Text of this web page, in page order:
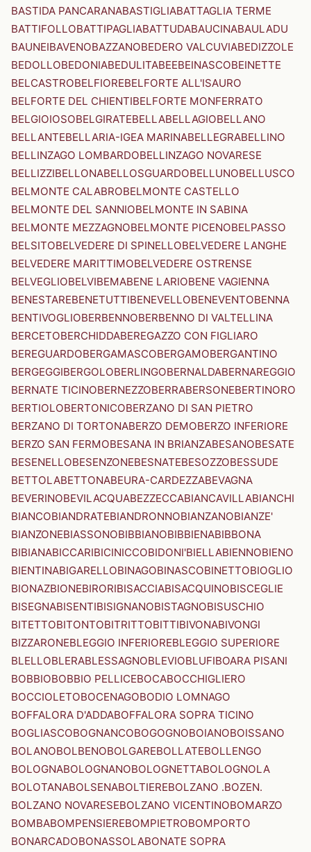
BASTIDA PANCARANABASTIGLIABATTAGLIA TERME
BATTIFOLLOBATTIPAGLIABATTUDABAUCINABAULADU
BAUNEIBAVENOBAZZANOBEDERO VALCUVIABEDIZZOLE
BEDOLLOBEDONIABEDULITABEEBEINASCOBEINETTE
BELCASTROBELFIOREBELFORTE ALL'ISAURO
BELFORTE DEL CHIENTIBELFORTE MONFERRATO
BELGIOIOSOBELGIRATEBELLABELLAGIOBELLANO
BELLANTEBELLARIA-IGEA MARINABELLEGRABELLINO
BELLINZAGO LOMBARDOBELLINZAGO NOVARESE
BELLIZZIBELLONABELLOSGUARDOBELLUNOBELLUSCO
BELMONTE CALABROBELMONTE CASTELLO
BELMONTE DEL SANNIOBELMONTE IN SABINA
BELMONTE MEZZAGNOBELMONTE PICENOBELPASSO
BELSITOBELVEDERE DI SPINELLOBELVEDERE LANGHE
BELVEDERE MARITTIMOBELVEDERE OSTRENSE
BELVEGLIOBELVIBEMABENE LARIOBENE VAGIENNA
BENESTAREBENETUTTIBENEVELLOBENEVENTOBENNA
BENTIVOGLIOBERBENNOBERBENNO DI VALTELLINA
BERCETOBERCHIDDABEREGAZZO CON FIGLIARO
BEREGUARDOBERGAMASCOBERGAMOBERGANTINO
BERGEGGIBERGOLOBERLINGOBERNALDABERNAREGGIO
BERNATE TICINOBERNEZZOBERRABERSONEBERTINORO
BERTIOLOBERTONICOBERZANO DI SAN PIETRO
BERZANO DI TORTONABERZO DEMOBERZO INFERIORE
BERZO SAN FERMOBESANA IN BRIANZABESANOBESATE
BESENELLOBESENZONEBESNATEBESOZZOBESSUDE
BETTOLABETTONABEURA-CARDEZZABEVAGNA
BEVERINOBEVILACQUABEZZECCABIANCAVILLABIANCHI
BIANCOBIANDRATEBIANDRONNOBIANZANOBIANZE'
BIANZONEBIASSONOBIBBIANOBIBBIENABIBBONA
BIBIANABICCARIBICINICCOBIDONI'BIELLABIENNOBIENO
BIENTINABIGARELLOBINAGOBINASCOBINETTOBIOGLIO
BIONAZBIONEBIRORIBISACCIABISACQUINOBISCEGLIE
BISEGNABISENTIBISIGNANOBISTAGNOBISUSCHIO
BITETTOBITONTOBITRITTOBITTIBIVONABIVONGI
BIZZARONEBLEGGIO INFERIOREBLEGGIO SUPERIORE
BLELLOBLERABLESSAGNOBLEVIOBLUFIBOARA PISANI
BOBBIOBOBBIO PELLICEBOCABOCCHIGLIERO
BOCCIOLETOBOCENAGOBODIO LOMNAGO
BOFFALORA D'ADDABOFFALORA SOPRA TICINO
BOGLIASCOBOGNANCOBOGOGNOBOIANOBOISSANO
BOLANOBOLBENOBOLGAREBOLLATEBOLLENGO
BOLOGNABOLOGNANOBOLOGNETTABOLOGNOLA
BOLOTANABOLSENABOLTIEREBOLZANO .BOZEN.
BOLZANO NOVARESEBOLZANO VICENTINOBOMARZO
BOMBABOMPENSIEREBOMPIETROBOMPORTO
BONARCADOBONASSOLABONATE SOPRA